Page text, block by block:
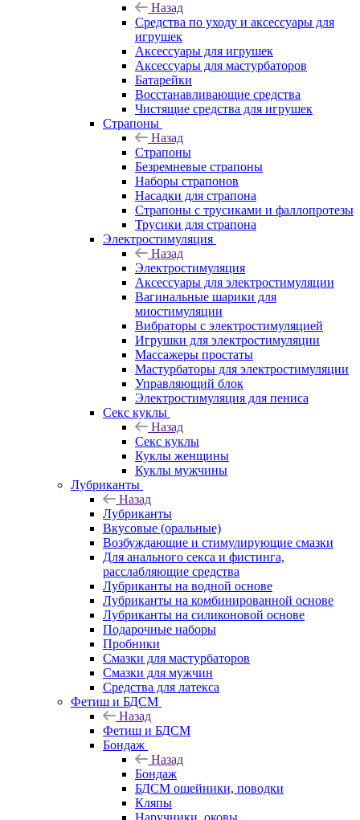
Назад
Средства по уходу и аксессуары для
игрушек
Аксессуары для игрушек
Аксессуары для мастурбаторов
Батарейки
Восстанавливающие средства
Чистящие средства для игрушек
Страпоны
Назад
Страпоны
Безремневые страпоны
Наборы страпонов
Насадки для страпона
Страпоны с трусиками и фаллопротезы
Трусики для страпона
Электростимуляция
Назад
Электростимуляция
Аксессуары для электростимуляции
Вагинальные шарики для
миостимуляции
Вибраторы с электростимуляцией
Игрушки для электростимуляции
Массажеры простаты
Мастурбаторы для электростимуляции
Управляющий блок
Электростимуляция для пениса
Секс куклы
Назад
Секс куклы
Куклы женщины
Куклы мужчины
Лубриканты
Назад
Лубриканты
Вкусовые (оральные)
Возбуждающие и стимулирующие смазки
Для анального секса и фистинга,
расслабляющие средства
Лубриканты на водной основе
Лубриканты на комбинированной основе
Лубриканты на силиконовой основе
Подарочные наборы
Пробники
Смазки для мастурбаторов
Смазки для мужчин
Средства для латекса
Фетиш и БДСМ
Назад
Фетиш и БДСМ
Бондаж
Назад
Бондаж
БДСМ ошейники, поводки
Кляпы
Наручники, оковы